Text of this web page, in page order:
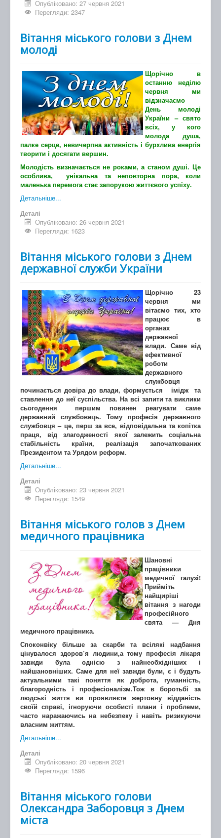
Опубліковано: 27 червня 2021
Перегляди: 2347
Вітання міського голови з Днем
молоді
Щорічно в
останню неділю
червня ми
відзначаємо
День молоді
України – свято
всіх, у кого
молода душа,
палке серце, невичерпна активність і бурхлива енергія
творити і досягати вершин.
Молодість визначається не роками, а станом душі. Це
особлива, унікальна та неповторна пора, коли
маленька перемога стає запорукою життєвого успіху.
Детальніше...
Деталі
Опубліковано: 26 червня 2021
Перегляди: 1623
Вітання міського голови з Днем
державної служби України
Щорічно 23
червня ми
вітаємо тих, хто
працює в
органах
державної
влади. Саме від
ефективної
роботи
державного
службовця
починається довіра до влади, формується імідж та
ставлення до неї суспільства. На всі запити та виклики
сьогодення першим повинен реагувати саме
державний службовець. Тому професія державного
службовця – це, перш за все, відповідальна та копітка
праця, від злагодженості якої залежить соціальна
стабільність країни, реалізація започаткованих
Президентом та Урядом реформ.
Детальніше...
Деталі
Опубліковано: 23 червня 2021
Перегляди: 1549
Вітання міського голов з Днем
медичного працівника
Шановні
працівники
медичної галузі!
Прийміть
найщиріші
вітання з нагоди
професійного
свята — Дня
медичного працівника.
Споконвіку більше за скарби та всілякі надбання
цінувалося здоров’я людини,а тому професія лікаря
завжди була однією з найнеобхідніших і
найшановніших. Саме для неї завжди були, є і будуть
актуальними такі поняття як доброта, гуманність,
благородність і професіоналізм.Тож в боротьбі за
людські життя ви проявляєте жертовну відданість
своїй справі, ігноруючи особисті плани і проблеми,
часто наражаючись на небезпеку і навіть ризикуючи
власним життям.
Детальніше...
Деталі
Опубліковано: 20 червня 2021
Перегляди: 1596
Вітання міського голови
Олександра Заборовця з Днем
міста